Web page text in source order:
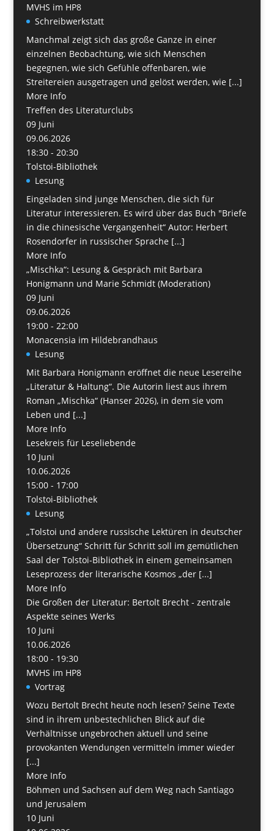
MVHS im HP8
Schreibwerkstatt
Manchmal zeigt sich das große Ganze in einer
einzelnen Beobachtung, wie sich Menschen
begegnen, wie sich Gefühle offenbaren, wie
Streitereien ausgetragen und gelöst werden, wie [...]
More Info
Treffen des Literaturclubs
09 Juni
09.06.2026
18:30 - 20:30
Tolstoi-Bibliothek
Lesung
Eingeladen sind junge Menschen, die sich für
Literatur interessieren. Es wird über das Buch "Briefe
in die chinesische Vergangenheit“ Autor: Herbert
Rosendorfer in russischer Sprache [...]
More Info
„Mischka“: Lesung & Gespräch mit Barbara
Honigmann und Marie Schmidt (Moderation)
09 Juni
09.06.2026
19:00 - 22:00
Monacensia im Hildebrandhaus
Lesung
Mit Barbara Honigmann eröffnet die neue Lesereihe
„Literatur & Haltung“. Die Autorin liest aus ihrem
Roman „Mischka“ (Hanser 2026), in dem sie vom
Leben und [...]
More Info
Lesekreis für Leseliebende
10 Juni
10.06.2026
15:00 - 17:00
Tolstoi-Bibliothek
Lesung
„Tolstoi und andere russische Lektüren in deutscher
Übersetzung“ Schritt für Schritt soll im gemütlichen
Saal der Tolstoi-Bibliothek in einem gemeinsamen
Leseprozess der literarische Kosmos „der [...]
More Info
Die Großen der Literatur: Bertolt Brecht - zentrale
Aspekte seines Werks
10 Juni
10.06.2026
18:00 - 19:30
MVHS im HP8
Vortrag
Wozu Bertolt Brecht heute noch lesen? Seine Texte
sind in ihrem unbestechlichen Blick auf die
Verhältnisse ungebrochen aktuell und seine
provokanten Wendungen vermitteln immer wieder
[...]
More Info
Böhmen und Sachsen auf dem Weg nach San­tiago
und Jerusalem
10 Juni